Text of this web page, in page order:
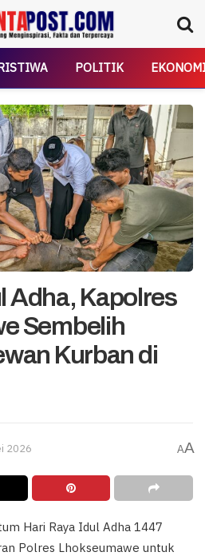
POLITIK
Adha, Kapolres
Sembelih
Kurban di
2026 AA
Hari Raya Idul Adha 1447
Polres Lhokseumawe untuk